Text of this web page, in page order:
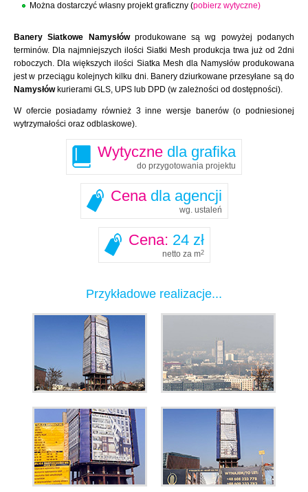
Można dostarczyć własny projekt graficzny (pobierz wytyczne)
Banery Siatkowe Namysłówprodukowane są wg powyżej podanych
terminów. Dla najmniejszych ilości Siatki Mesh produkcja trwa już od 2dni
roboczych. Dla większych ilości Siatka Mesh dla Namysłów produkowana
jest w przeciągu kolejnych kilku dni. Banery dziurkowane przesyłane są do
Namysłówkurierami GLS, UPS lub DPD (w zależności od dostępności).
W ofercie posiadamy również 3 inne wersje banerów (o podniesionej
wytrzymałości oraz odblaskowe).
Wytyczne dla grafika
do przygotowania projektu
Cena dla agencji
wg. ustaleń
Cena: 24 zł
netto za m2
Przykładowe realizacje...